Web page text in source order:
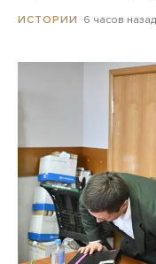
ИСТОРИИ 6 часов назад